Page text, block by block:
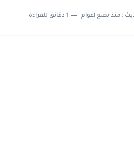
: منذ بضع اعوام 1 دقائق للقراءة